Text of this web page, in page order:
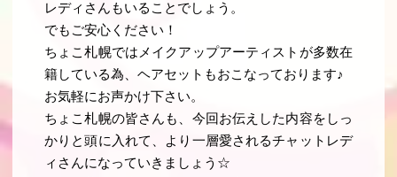
レディさんもいることでしょう。
でもご安心ください！
ちょこ札幌ではメイクアップアーティストが多数在
籍している為、ヘアセットもおこなっております♪
お気軽にお声かけ下さい。
ちょこ札幌の皆さんも、今回お伝えした内容をしっ
かりと頭に入れて、より一層愛されるチャットレデ
ィさんになっていきましょう☆